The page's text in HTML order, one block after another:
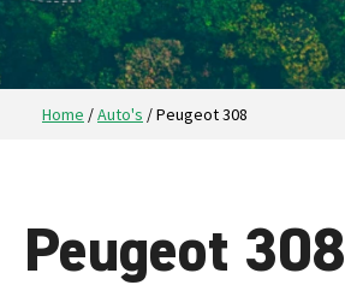
Home /Auto's /Peugeot 308
Peugeot 308